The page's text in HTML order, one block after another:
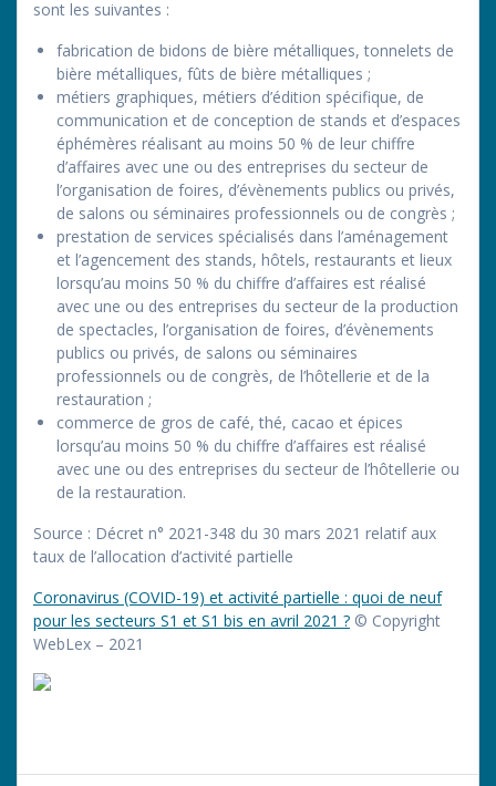
sont les suivantes :
fabrication de bidons de bière métalliques, tonnelets de
bière métalliques, fûts de bière métalliques ;
métiers graphiques, métiers d’édition spécifique, de
communication et de conception de stands et d’espaces
éphémères réalisant au moins 50 % de leur chiffre
d’affaires avec une ou des entreprises du secteur de
l’organisation de foires, d’évènements publics ou privés,
de salons ou séminaires professionnels ou de congrès ;
prestation de services spécialisés dans l’aménagement
et l’agencement des stands, hôtels, restaurants et lieux
lorsqu’au moins 50 % du chiffre d’affaires est réalisé
avec une ou des entreprises du secteur de la production
de spectacles, l’organisation de foires, d’évènements
publics ou privés, de salons ou séminaires
professionnels ou de congrès, de l’hôtellerie et de la
restauration ;
commerce de gros de café, thé, cacao et épices
lorsqu’au moins 50 % du chiffre d’affaires est réalisé
avec une ou des entreprises du secteur de l’hôtellerie ou
de la restauration.
Source : Décret n° 2021-348 du 30 mars 2021 relatif aux
taux de l’allocation d’activité partielle
Coronavirus (COVID-19) et activité partielle : quoi de neuf
pour les secteurs S1 et S1 bis en avril 2021 ? © Copyright
WebLex – 2021